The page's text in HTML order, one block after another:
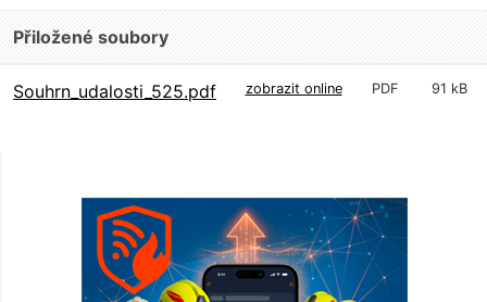
Přiložené soubory
Souhrn_udalosti_525.pdf zobrazit online PDF 91 kB